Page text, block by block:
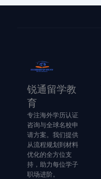
锐通留学教
育
专注海外学历认证
咨询与全球名校申
请方案。我们提供
从流程规划到材料
优化的全方位支
持，助力每位学子
职场进阶。